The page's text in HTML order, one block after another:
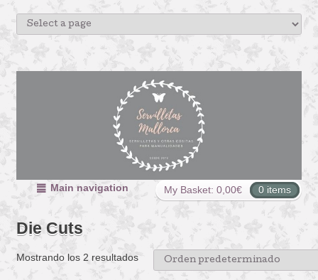
My Basket: 0,00€ 0 items
Main navigation
Die Cuts
Mostrando los 2 resultados